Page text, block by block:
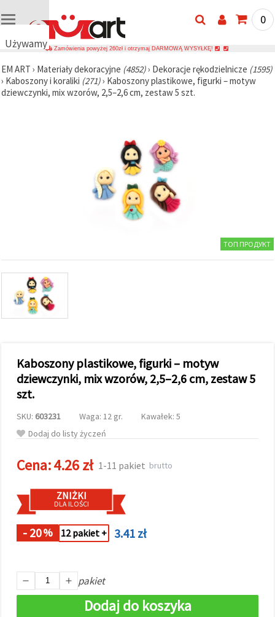
Używamy
cookie
🍪
Używamy
ruch i
wyświetlać
bardziej
trafne treści
naszych
partnerów
analitycznych
marketingowych.
Możesz
plików
"Akceptuj
wszystkie!"
wskazać
swoje
preferencje
wybierając
dany typ
plików
0
Zamówienia powyżej 260zł i otrzymaj DARMOWĄ WYSYŁKĘ!
EM ART › Materiały dekoracyjne (4852)› Dekoracje rękodzielnicze (1595)
› Kaboszony i koraliki (271)› Kaboszony plastikowe, figurki – motyw
dziewczynki, mix wzorów, 2,5–2,6 cm, zestaw 5 szt.
ТОП ПРОДУКТ
Kaboszony plastikowe, figurki – motyw
dziewczynki, mix wzorów, 2,5–2,6 cm, zestaw 5
szt.
SKU: 603231 Waga: 12 gr.
Kawałek: 5
Dodaj do listy życzeń
Cena:4.26 zł 1-11 pakiet brutto
ZNIŻKI
DLA ILOŚCI
- 20% 12 pakiet + 3.41 zł
pakiet
Dodaj do koszyka